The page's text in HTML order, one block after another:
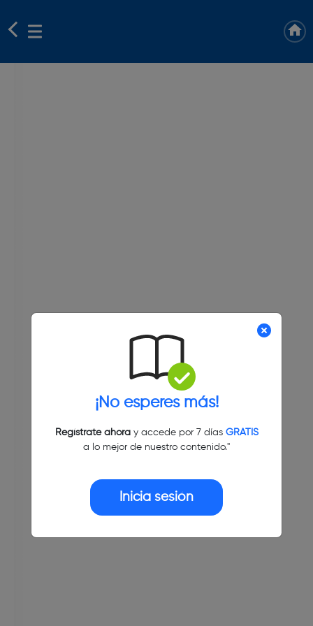
¡No esperes más!
Regístrate ahoray accede por 7 días GRATIS
a lo mejor de nuestro contenido."
Inicia sesión